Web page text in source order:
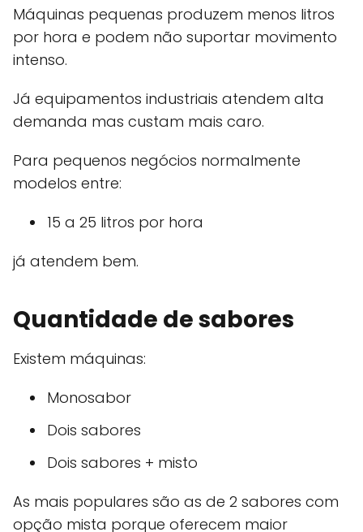
Máquinas pequenas produzem menos litros
por hora e podem não suportar movimento
intenso.
Já equipamentos industriais atendem alta
demanda mas custam mais caro.
Para pequenos negócios normalmente
modelos entre:
15 a 25 litros por hora
já atendem bem.
Quantidade de sabores
Existem máquinas:
Monosabor
Dois sabores
Dois sabores + misto
As mais populares são as de 2 sabores com
opção mista porque oferecem maior